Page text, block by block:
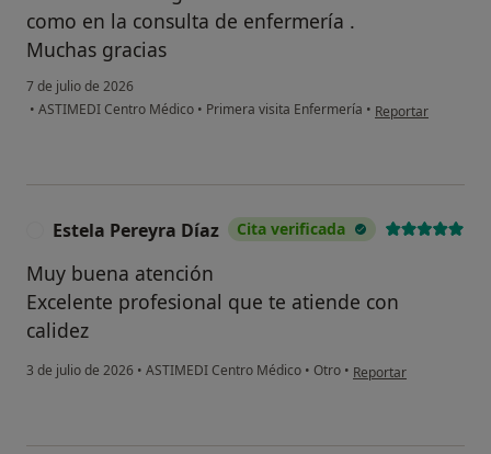
como en la consulta de enfermería .
Muchas gracias
7 de julio de 2026
• ASTIMEDI Centro Médico • Primera visita Enfermería • en opinión del
Reportar
Estela Pereyra Díaz Cita verificada
Muy buena atención
Excelente profesional que te atiende con
calidez
3 de julio de 2026 • ASTIMEDI Centro Médico • Otro • en opinión del
Reportar